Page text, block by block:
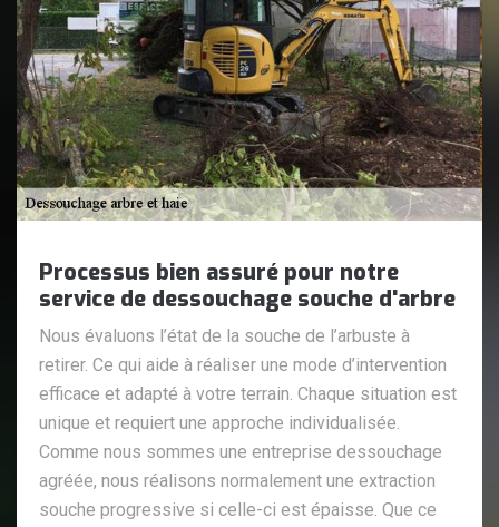
Processus bien assuré pour notre
service de dessouchage souche d'arbre
Nous évaluons l’état de la souche de l’arbuste à
retirer. Ce qui aide à réaliser une mode d’intervention
efficace et adapté à votre terrain. Chaque situation est
unique et requiert une approche individualisée.
Comme nous sommes une entreprise dessouchage
agréée, nous réalisons normalement une extraction
souche progressive si celle-ci est épaisse. Que ce